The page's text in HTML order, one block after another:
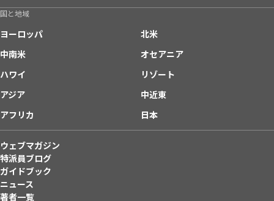
国と地域
ヨーロッパ
北米
中南米
オセアニア
ハワイ
リゾート
アジア
中近東
アフリカ
日本
ウェブマガジン
特派員ブログ
ガイドブック
ニュース
著者一覧